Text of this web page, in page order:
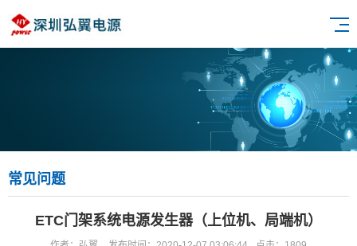
常见问题
ETC门架系统电源发生器（上位机、局端机）